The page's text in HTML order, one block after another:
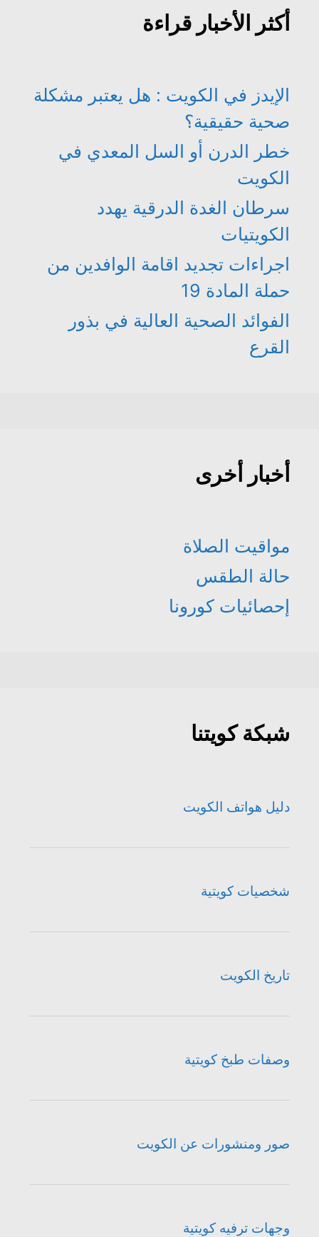
أكثر الأخبار قراءة
الإيدز في الكويت : هل يعتبر مشكلة
صحية حقيقية؟
خطر الدرن أو السل المعدي في
الكويت
سرطان الغدة الدرقية يهدد
الكويتيات
اجراءات تجديد اقامة الوافدين من
حملة المادة 19
الفوائد الصحية العالية في بذور
القرع
أخبار أخرى
مواقيت الصلاة
حالة الطقس
إحصائيات كورونا
شبكة كويتنا
دليل هواتف الكويت
شخصيات كويتية
تاريخ الكويت
وصفات طبخ كويتية
صور ومنشورات عن الكويت
وجهات ترفيه كويتية